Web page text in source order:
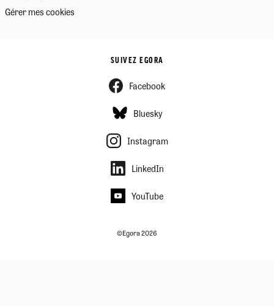
Gérer mes cookies
SUIVEZ EGORA
Facebook
Bluesky
Instagram
LinkedIn
YouTube
©Egora 2026